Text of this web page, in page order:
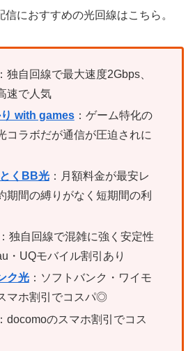
におすすめの光回線はこちら。
独自回線で最大速度2Gbps、
速で人気
with games：ゲーム特化の
コラボだが通信が圧迫されに
くBB光：月額料金が最安レ
期間の縛りがなく短期間の利
：独自回線で混雑に強く安定性
・UQモバイル割引あり
ク光：ソフトバンク・ワイモ
マホ割引でコスパ◎
docomoのスマホ割引でコス